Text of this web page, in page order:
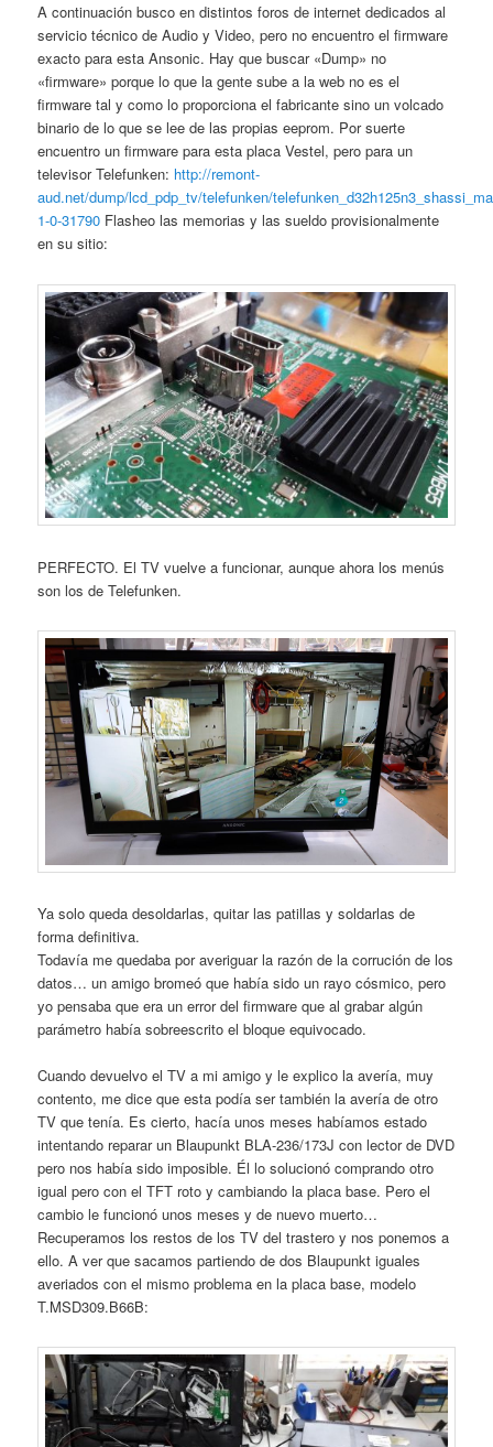
A continuación busco en distintos foros de internet dedicados al
servicio técnico de Audio y Video, pero no encuentro el firmware
exacto para esta Ansonic. Hay que buscar «Dump» no
«firmware» porque lo que la gente sube a la web no es el
firmware tal y como lo proporciona el fabricante sino un volcado
binario de lo que se lee de las propias eeprom. Por suerte
encuentro un firmware para esta placa Vestel, pero para un
televisor Telefunken: http://remont-
aud.net/dump/lcd_pdp_tv/telefunken/
1-0-31790 Flasheo las memorias y las sueldo provisionalmente
en su sitio:
PERFECTO. El TV vuelve a funcionar, aunque ahora los menús
son los de Telefunken.
Ya solo queda desoldarlas, quitar las patillas y soldarlas de
forma definitiva.
Todavía me quedaba por averiguar la razón de la corrución de los
datos… un amigo bromeó que había sido un rayo cósmico, pero
yo pensaba que era un error del firmware que al grabar algún
parámetro había sobreescrito el bloque equivocado.
Cuando devuelvo el TV a mi amigo y le explico la avería, muy
contento, me dice que esta podía ser también la avería de otro
TV que tenía. Es cierto, hacía unos meses habíamos estado
intentando reparar un Blaupunkt BLA-236/173J con lector de DVD
pero nos había sido imposible. Él lo solucionó comprando otro
igual pero con el TFT roto y cambiando la placa base. Pero el
cambio le funcionó unos meses y de nuevo muerto…
Recuperamos los restos de los TV del trastero y nos ponemos a
ello. A ver que sacamos partiendo de dos Blaupunkt iguales
averiados con el mismo problema en la placa base, modelo
T.MSD309.B66B: